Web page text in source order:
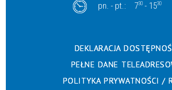
pn. - pt.: 730 - 1530
DEKLARACJA
PEŁNE DANE
POLITYKA PRYWATNOŚCI /